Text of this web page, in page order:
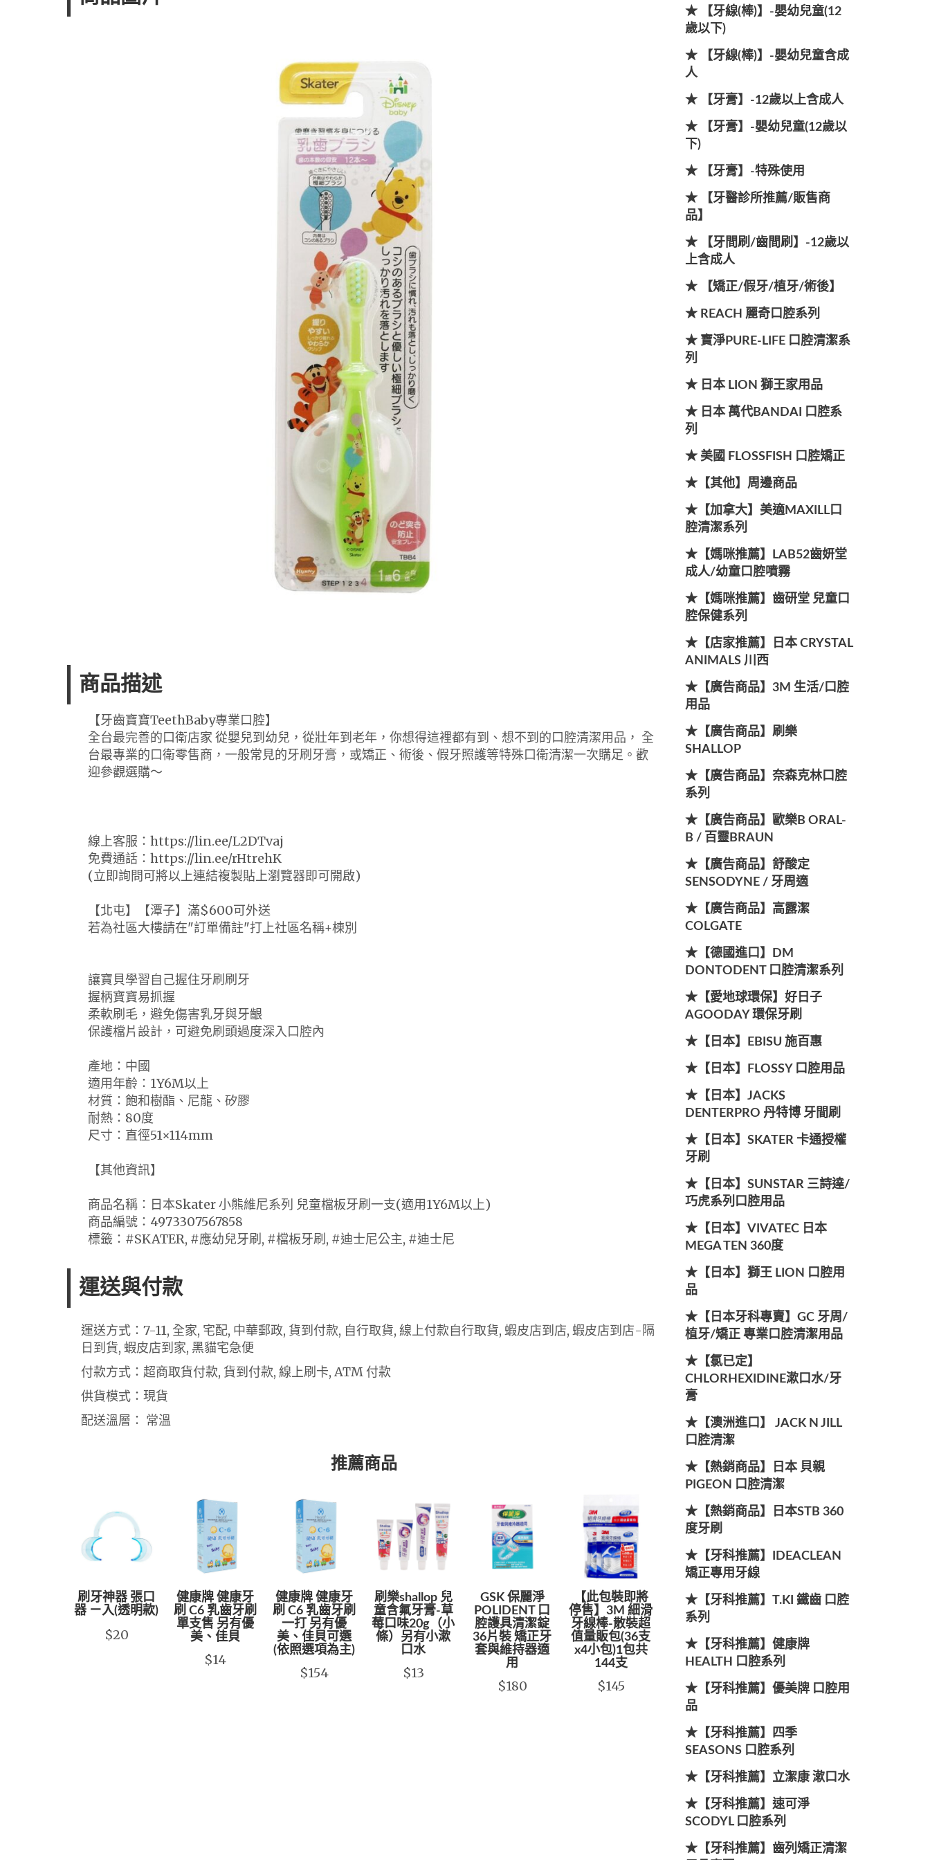
商品描述
【牙齒寶寶TeethBaby專業口腔】
全台最完善的口衛店家 從嬰兒到幼兒，從壯年到老年，你想得這裡都有到、想不到的口腔清潔用品， 全
台最專業的口衛零售商，一般常見的牙刷牙膏，或矯正、術後、假牙照護等特殊口衛清潔一次購足。歡
迎參觀選購～
線上客服：https://lin.ee/L2DTvaj
免費通話：https://lin.ee/rHtrehK
(立即詢問可將以上連結複製貼上瀏覽器即可開啟)
【北屯】【潭子】滿$600可外送
若為社區大樓請在"訂單備註"打上社區名稱+棟別
讓寶貝學習自己握住牙刷刷牙
握柄寶寶易抓握
柔軟刷毛，避免傷害乳牙與牙齦
保護檔片設計，可避免刷頭過度深入口腔內
產地：中國
適用年齡：1Y6M以上
材質：飽和樹酯、尼龍、矽膠
耐熱：80度
尺寸：直徑51×114mm
【其他資訊】
商品名稱：日本Skater 小熊維尼系列 兒童檔板牙刷一支(適用1Y6M以上)
商品編號：4973307567858
標籤：#SKATER, #應幼兒牙刷, #檔板牙刷, #迪士尼公主, #迪士尼
運送與付款
運送方式：7-11, 全家, 宅配, 中華郵政, 貨到付款, 自行取貨, 線上付款自行取貨, 蝦皮店到店, 蝦皮店到店-隔
日到貨, 蝦皮店到家, 黑貓宅急便
付款方式：超商取貨付款, 貨到付款, 線上刷卡, ATM 付款
供貨模式：現貨
配送溫層： 常溫
推薦商品
刷牙神器 張口
器 ㄧ入(透明款)
$20
健康牌 健康牙
刷 C6 乳齒牙刷
單支售 另有優
美、佳貝
$14
健康牌 健康牙
刷 C6 乳齒牙刷
一打 另有優
美、佳貝可選
(依照選項為主)
$154
刷樂shallop 兒
童含氟牙膏-草
莓口味20g（小
條）另有小漱
口水
$13
GSK 保麗淨
POLIDENT 口
腔護具清潔錠
36片裝 矯正牙
套與維持器適
用
$180
【此包裝即將
停售】3M 細滑
牙線棒-散裝超
值量販包(36支
x4小包)1包共
144支
$145
★ 【牙線(棒)】-嬰幼兒童(12
歲以下)
★ 【牙線(棒)】-嬰幼兒童含成
人
★ 【牙膏】-12歲以上含成人
★ 【牙膏】-嬰幼兒童(12歲以
下)
★ 【牙膏】-特殊使用
★ 【牙醫診所推薦/販售商
品】
★ 【牙間刷/齒間刷】-12歲以
上含成人
★ 【矯正/假牙/植牙/術後】
★ REACH 麗奇口腔系列
★ 寶淨PURE-LIFE 口腔清潔系
列
★ 日本 LION 獅王家用品
★ 日本 萬代BANDAI 口腔系
列
★ 美國 FLOSSFISH 口腔矯正
★【其他】周邊商品
★【加拿大】美適MAXILL口
腔清潔系列
★【媽咪推薦】LAB52齒妍堂
成人/幼童口腔噴霧
★【媽咪推薦】齒研堂 兒童口
腔保健系列
★【店家推薦】日本 CRYSTAL
ANIMALS 川西
★【廣告商品】3M 生活/口腔
用品
★【廣告商品】刷樂
SHALLOP
★【廣告商品】奈森克林口腔
系列
★【廣告商品】歐樂B ORAL-
B / 百靈BRAUN
★【廣告商品】舒酸定
SENSODYNE / 牙周適
★【廣告商品】高露潔
COLGATE
★【德國進口】DM
DONTODENT 口腔清潔系列
★【愛地球環保】好日子
AGOODAY 環保牙刷
★【日本】EBISU 施百惠
★【日本】FLOSSY 口腔用品
★【日本】JACKS
DENTERPRO 丹特博 牙間刷
★【日本】SKATER 卡通授權
牙刷
★【日本】SUNSTAR 三詩達/
巧虎系列口腔用品
★【日本】VIVATEC 日本
MEGA TEN 360度
★【日本】獅王 LION 口腔用
品
★【日本牙科專賣】GC 牙周/
植牙/矯正 專業口腔清潔用品
★【氯已定】
CHLORHEXIDINE漱口水/牙
膏
★【澳洲進口】 JACK N JILL
口腔清潔
★【熱銷商品】日本 貝親
PIGEON 口腔清潔
★【熱銷商品】日本STB 360
度牙刷
★【牙科推薦】IDEACLEAN
矯正專用牙線
★【牙科推薦】T.KI 鐵齒 口腔
系列
★【牙科推薦】健康牌
HEALTH 口腔系列
★【牙科推薦】優美牌 口腔用
品
★【牙科推薦】四季
SEASONS 口腔系列
★【牙科推薦】立潔康 漱口水
★【牙科推薦】速可淨
SCODYL 口腔系列
★【牙科推薦】齒列矯正清潔